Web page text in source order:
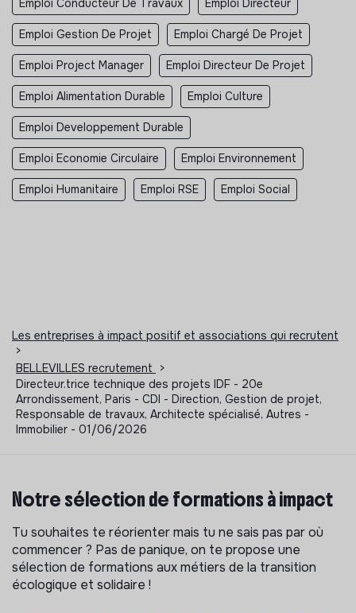
Emploi Gestion De Projet Emploi Chargé De Projet
Emploi Project Manager Emploi Directeur De Projet
Emploi Alimentation Durable Emploi Culture
Emploi Developpement Durable
Emploi Economie Circulaire Emploi Environnement
Emploi Humanitaire Emploi RSE Emploi Social
Les entreprises à impact positif et associations qui recrutent
>
BELLEVILLES recrutement
>
Directeur.trice technique des projets IDF - 20e
Arrondissement, Paris - CDI - Direction, Gestion de projet,
Responsable de travaux, Architecte spécialisé, Autres -
Immobilier - 01/06/2026
Notre sélection de formations à impact
Tu souhaites te réorienter mais tu ne sais pas par où
commencer ? Pas de panique, on te propose une
sélection de formations aux métiers de la transition
écologique et solidaire !